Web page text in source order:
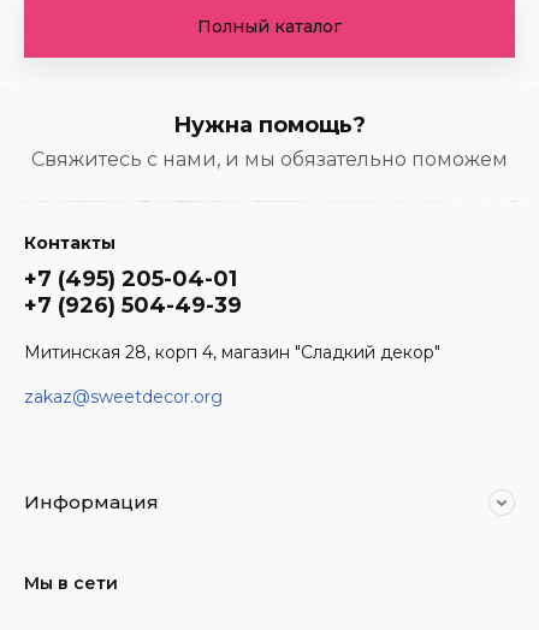
Полный каталог
Нужна помощь?
Свяжитесь с нами, и мы обязательно поможем
Контакты
+7 (495) 205-04-01
+7 (926) 504-49-39
Митинская 28, корп 4, магазин "Сладкий декор"
zakaz@sweetdecor.org
Информация
Мы в сети